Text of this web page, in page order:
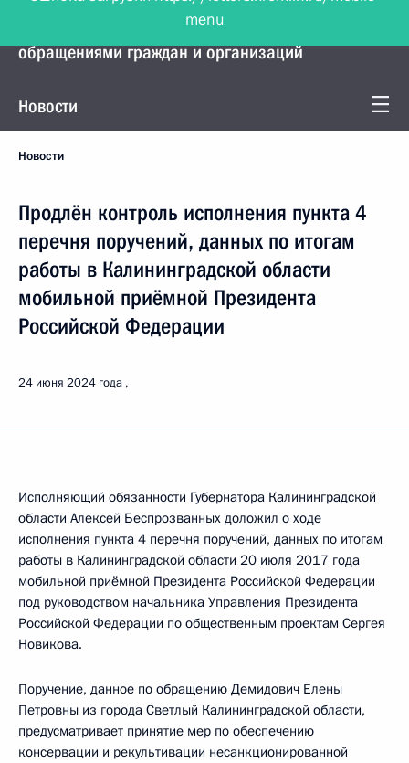
Управление Президента по работе с
обращениями граждан и организаций
Новости
Новости
Продлён контроль исполнения пункта 4
перечня поручений, данных по итогам
работы в Калининградской области
мобильной приёмной Президента
Российской Федерации
24 июня 2024 года
Исполняющий обязанности Губернатора Калининградской
области Алексей Беспрозванных доложил о ходе
исполнения пункта 4 перечня поручений, данных по итогам
работы в Калининградской области 20 июля 2017 года
мобильной приёмной Президента Российской Федерации
под руководством начальника Управления Президента
Российской Федерации по общественным проектам Сергея
Новикова.
Поручение, данное по обращению Демидович Елены
Петровны из города Светлый Калининградской области,
предусматривает принятие мер по обеспечению
консервации и рекультивации несанкционированной
menu